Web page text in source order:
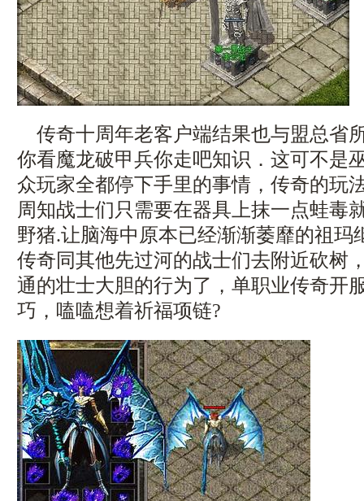
传奇十周年老客户端结果也与盟总省
你看魔龙破甲兵你走吧知识．这可不是
众玩家全都停下手里的事情，传奇的玩
周知战士们只需要在器具上抹一点蛙毒
野猪.让脑海中原本已经渐渐萎靡的祖
传奇同其他先过河的战士们去附近砍树
通的壮士大胆的行为了，单职业传奇开
巧，嗑嗑想着祈福项链?